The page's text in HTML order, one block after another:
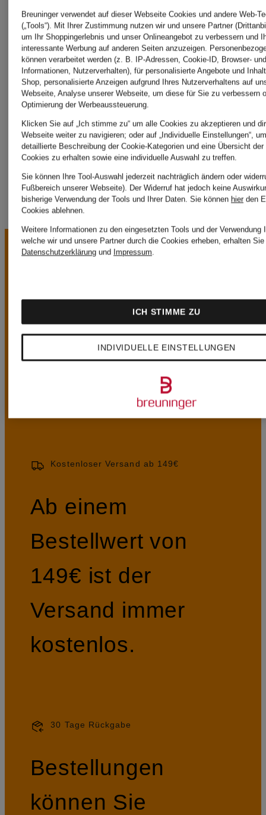
LANVIN
LEANDRO
LOPES
UNSERE
VORTEILE
Kostenloser Versand ab 149€
Ab einem
Bestellwert von
149€ ist der
Versand immer
kostenlos.
30 Tage Rückgabe
Bestellungen
können Sie
Breuninger verwendet auf dieser Webseite Cookies und andere Web-
(„Tools“). Mit Ihrer Zustimmung nutzen wir und unsere Partner
um Ihr Shoppingerlebnis und unser Onlineangebot zu verbessern und
interessante Werbung auf anderen Seiten anzuzeigen.
können verarbeitet werden (z. B. IP-Adressen, Cookie-ID, Browser-
Informationen, Nutzerverhalten), für personalisierte Angebote und
Shop, personalisierte Anzeigen aufgrund Ihres Nutzerverhaltens auf
Webseite, Analyse unserer Webseite, um diese für Sie zu verbessern
Optimierung der Werbeaussteuerung.
Klicken Sie auf „Ich stimme zu“ um alle Cookies zu akzeptieren und
Webseite weiter zu navigieren; oder auf „Individuelle Einstellungen“,
detaillierte Beschreibung der Cookie-Kategorien und eine Übersicht
Cookies zu erhalten sowie eine individuelle Auswahl zu treffen.
Sie können Ihre Tool-Auswahl jederzeit nachträglich ändern oder
Fußbereich unserer Webseite). Der Widerruf hat jedoch keine
bisherige Verwendung der Tools und Ihrer Daten. Sie können hier den
Cookies ablehnen.
Weitere Informationen zu den eingesetzten Tools und der Verwendung
welche wir und unsere Partner durch die Cookies erheben, erhalten
Datenschutzerklärung und Impressum.
INDIVIDUELLE EINSTELLUNGEN
ICH STIMME ZU